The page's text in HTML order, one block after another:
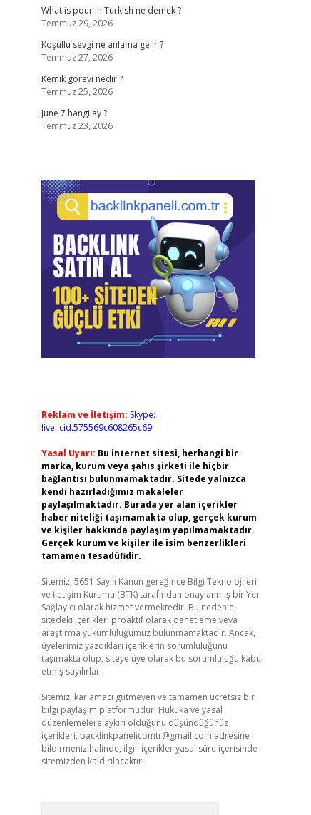
What is pour in Turkish ne demek ?
Temmuz 29, 2026
Koşullu sevgi ne anlama gelir ?
Temmuz 27, 2026
Kemik görevi nedir ?
Temmuz 25, 2026
June 7 hangi ay ?
Temmuz 23, 2026
Reklam ve İletişim: Skype:
live:.cid.575569c608265c69
Yasal Uyarı: Bu internet sitesi, herhangi bir
marka, kurum veya şahıs şirketi ile hiçbir
bağlantısı bulunmamaktadır. Sitede yalnızca
kendi hazırladığımız makaleler
paylaşılmaktadır. Burada yer alan içerikler
haber niteliği taşımamakta olup, gerçek kurum
ve kişiler hakkında paylaşım yapılmamaktadır.
Gerçek kurum ve kişiler ile isim benzerlikleri
tamamen tesadüfidir.
Sitemiz, 5651 Sayılı Kanun gereğince Bilgi Teknolojileri
ve İletişim Kurumu (BTK) tarafından onaylanmış bir Yer
Sağlayıcı olarak hizmet vermektedir. Bu nedenle,
sitedeki içerikleri proaktif olarak denetleme veya
araştırma yükümlülüğümüz bulunmamaktadır. Ancak,
üyelerimiz yazdıkları içeriklerin sorumluluğunu
taşımakta olup, siteye üye olarak bu sorumluluğu kabul
etmiş sayılırlar.
Sitemiz, kar amacı gütmeyen ve tamamen ücretsiz bir
bilgi paylaşım platformudur. Hukuka ve yasal
düzenlemelere aykırı olduğunu düşündüğünüz
içerikleri, backlinkpanelicomtr@gmail.com adresine
bildirmeniz halinde, ilgili içerikler yasal süre içerisinde
sitemizden kaldırılacaktır.